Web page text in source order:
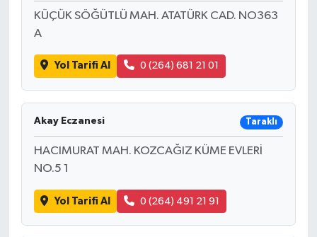
KÜÇÜK SÖĞÜTLÜ MAH. ATATÜRK CAD. NO363
A
Yol Tarifi Al 0 (264) 681 21 01
Akay Eczanesi Taraklı
HACIMURAT MAH. KOZCAĞIZ KÜME EVLERİ
NO.5 1
Yol Tarifi Al 0 (264) 491 21 91